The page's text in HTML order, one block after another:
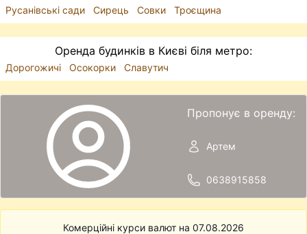
Русанівські сади
Сирець Совки Троєщина
Оренда будинків в Києві біля метро:
Дорогожичі Осокорки Славутич
Пропонує в оренду:
Артем
0638915858
Комерційні курси валют на 07.08.2026